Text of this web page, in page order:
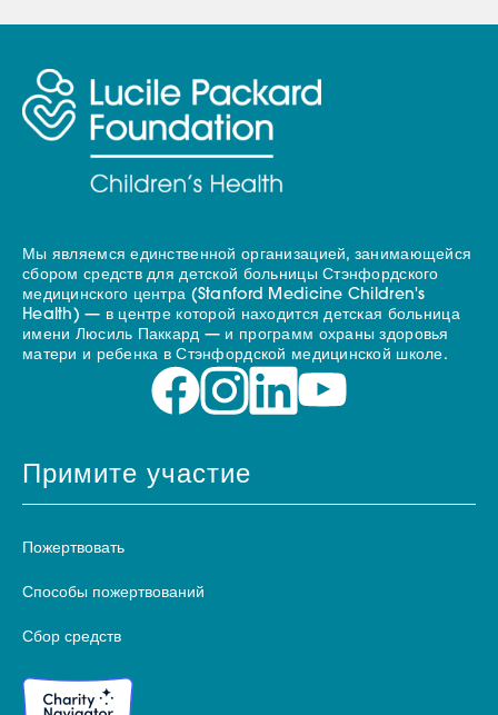
Мы являемся единственной организацией, занимающейся
сбором средств для детской больницы Стэнфордского
медицинского центра (Stanford Medicine Children's
Health) — в центре которой находится детская больница
имени Люсиль Паккард — и программ охраны здоровья
матери и ребенка в Стэнфордской медицинской школе.
Примите участие
Пожертвовать
Способы пожертвований
Сбор средств